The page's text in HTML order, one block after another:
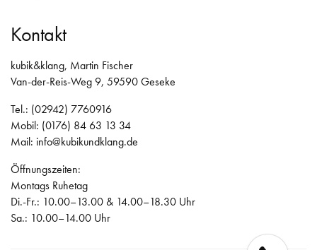
Kontakt
kubik&klang, Martin Fischer
Van-der-Reis-Weg 9, 59590 Geseke
Tel.: (02942) 7760916
Mobil: (0176) 84 63 13 34
Mail: info@kubikundklang.de
Öffnungszeiten:
Montags Ruhetag
Di.-Fr.: 10.00–13.00 & 14.00–18.30 Uhr
Sa.: 10.00–14.00 Uhr